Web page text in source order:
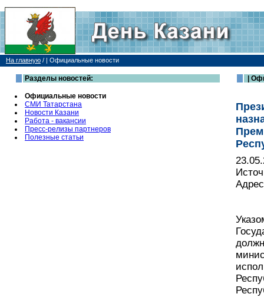
На главную / | Официальные новости
Разделы новостей:
Официальные новости
СМИ Татарстана
Новости Казани
Работа - вакансии
Пресс-релизы партнеров
Полезные статьи
|